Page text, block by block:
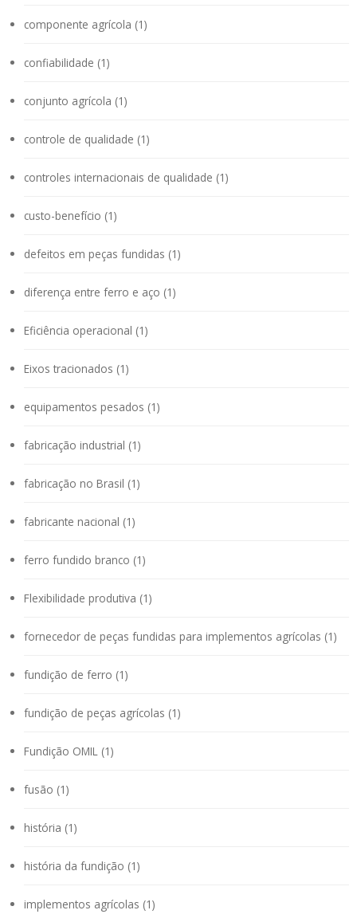
componente agrícola (1)
confiabilidade (1)
conjunto agrícola (1)
controle de qualidade (1)
controles internacionais de qualidade (1)
custo-benefício (1)
defeitos em peças fundidas (1)
diferença entre ferro e aço (1)
Eficiência operacional (1)
Eixos tracionados (1)
equipamentos pesados (1)
fabricação industrial (1)
fabricação no Brasil (1)
fabricante nacional (1)
ferro fundido branco (1)
Flexibilidade produtiva (1)
fornecedor de peças fundidas para implementos agrícolas (1)
fundição de ferro (1)
fundição de peças agrícolas (1)
Fundição OMIL (1)
fusão (1)
história (1)
história da fundição (1)
implementos agrícolas (1)